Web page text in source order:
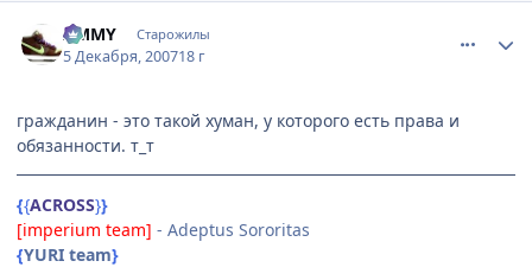
AMMY Старожилы
5 Декабря, 200718 г
гражданин - это такой хуман, у которого есть права и
обязанности. т_т
{{ACROSS}}
[imperium team] - Adeptus Sororitas
{YURI team}